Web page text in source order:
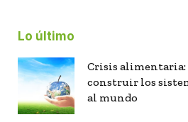
Lo último
Crisis alimentaria:
construir los
al mundo